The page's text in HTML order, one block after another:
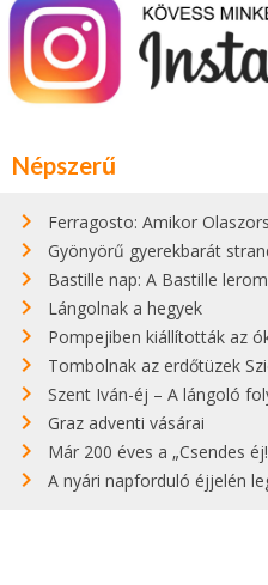
Népszerű
Ferragosto: Amikor
Gyönyörű gyerekbarát strandok
Bastille nap: A Bastille
Lángolnak a hegyek
Pompejiben kiállították az ókori
Tombolnak az erdőtüzek
Szent Iván-éj – A lángoló
Graz adventi vásárai
Már 200 éves a „Csendes
A nyári napforduló éjjelén